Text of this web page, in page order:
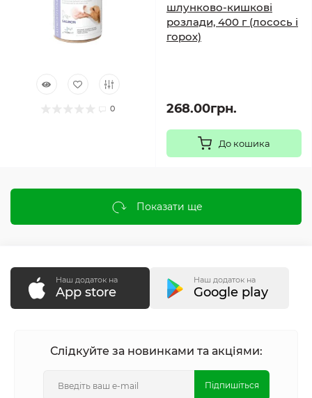
0
шлунково-кишкові
розлади, 400 г (лосось і
горох)
268.00грн.
До кошика
Показати ще
Наш додаток на
App store
Наш додаток на
Google play
Слідкуйте за новинками та акціями:
Підпишіться